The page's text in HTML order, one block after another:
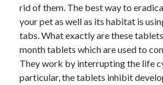
rid of them. The best way to
your pet as well as its habitat is
tabs. What exactly are these
month tablets which are used to
They work by interrupting the life
particular, the tablets inhibit